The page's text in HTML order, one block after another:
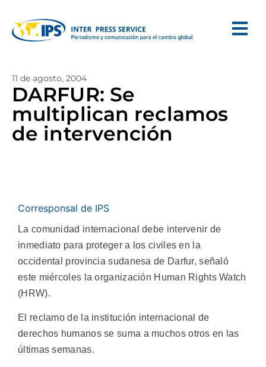
11 de agosto, 2004
DARFUR: Se
multiplican reclamos
de intervención
Corresponsal de IPS
La comunidad internacional debe intervenir de
inmediato para proteger a los civiles en la
occidental provincia sudanesa de Darfur, señaló
este miércoles la organización Human Rights Watch
(HRW).
El reclamo de la institución internacional de
derechos humanos se suma a muchos otros en las
últimas semanas.